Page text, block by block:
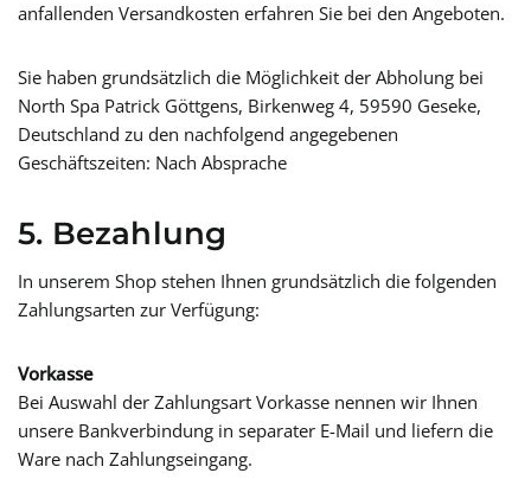
anfallenden Versandkosten erfahren Sie bei den Angeboten.
Sie haben grundsätzlich die Möglichkeit der Abholung bei
North Spa Patrick Göttgens, Birkenweg 4, 59590 Geseke,
Deutschland zu den nachfolgend angegebenen
Geschäftszeiten: Nach Absprache
5. Bezahlung
In unserem Shop stehen Ihnen grundsätzlich die folgenden
Zahlungsarten zur Verfügung:
Vorkasse
Bei Auswahl der Zahlungsart Vorkasse nennen wir Ihnen
unsere Bankverbindung in separater E-Mail und liefern die
Ware nach Zahlungseingang.